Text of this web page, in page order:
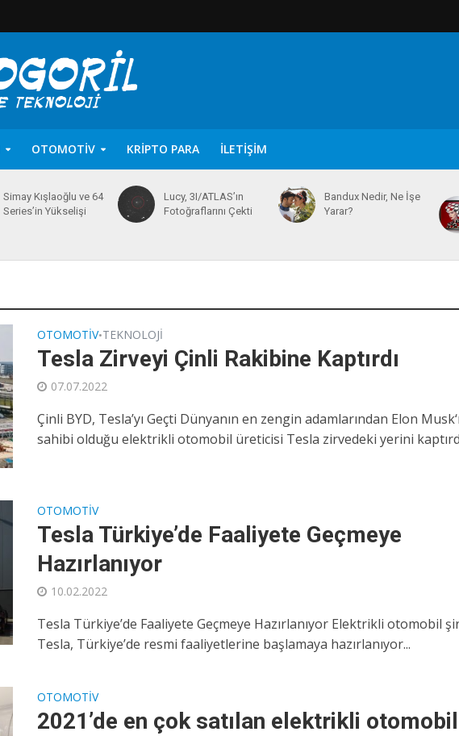
OTOMOTIV KRIPTO PARA İLETIŞIM
Simay Kışlaoğlu ve 64
Series’in Yükselişi
Lucy, 3I/ATLAS’ın
Fotoğraflarını Çekti
Bandux Nedir, Ne İşe
Yarar?
OTOMOTIV•TEKNOLOJI
Tesla Zirveyi Çinli Rakibine Kaptırdı
07.07.2022
Çinli BYD, Tesla’yı Geçti Dünyanın en zengin adamlarından Elon
sahibi olduğu elektrikli otomobil üreticisi Tesla zirvedeki yerini
OTOMOTIV
Tesla Türkiye’de Faaliyete Geçmeye
Hazırlanıyor
10.02.2022
Tesla Türkiye’de Faaliyete Geçmeye Hazırlanıyor Elektrikli otomobil
Tesla, Türkiye’de resmi faaliyetlerine başlamaya hazırlanıyor...
OTOMOTIV
2021’de en çok satılan elektrikli